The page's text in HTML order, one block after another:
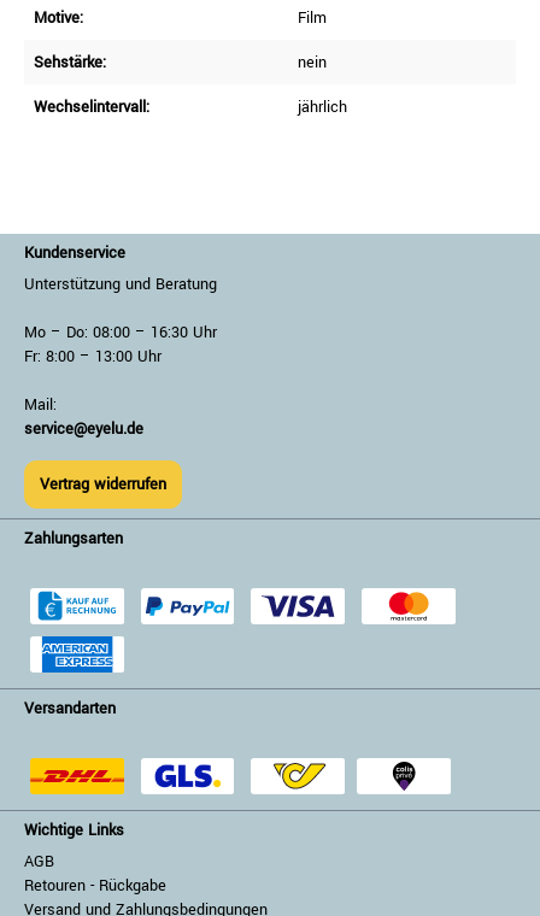
Motive:
Film
Sehstärke:
nein
Wechselintervall:
jährlich
Kundenservice
Unterstützung und Beratung
Mo – Do: 08:00 – 16:30 Uhr
Fr: 8:00 – 13:00 Uhr
Mail:
service@eyelu.de
Vertrag widerrufen
Zahlungsarten
Versandarten
Wichtige Links
AGB
Retouren - Rückgabe
Versand und Zahlungsbedingungen